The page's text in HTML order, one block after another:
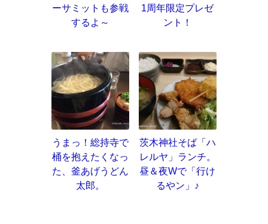
ーサミットも参戦
するよ～
1周年限定プレゼ
ント！
うまっ！総持寺で
桶を抱えたくなっ
た、釜あげうどん
太郎。
茨木神社そば「ハ
レルヤ」ランチ。
昼＆夜Wで「行け
るやン」♪